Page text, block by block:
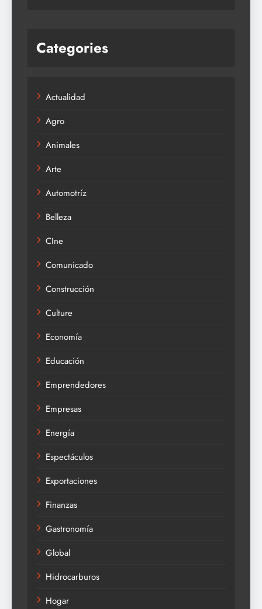
Categories
Actualidad
Agro
Animales
Arte
Automotríz
Belleza
CIne
Comunicado
Construcción
Culture
Economía
Educación
Emprendedores
Empresas
Energía
Espectáculos
Exportaciones
Finanzas
Gastronomía
Global
Hidrocarburos
Hogar